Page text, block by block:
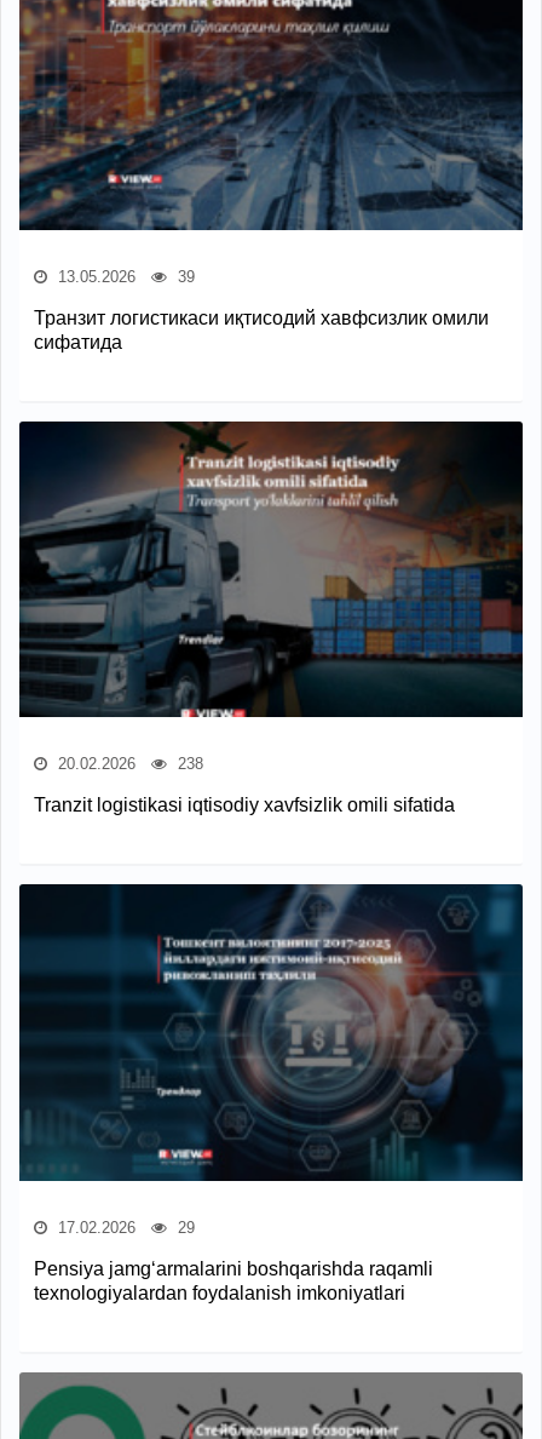
13.05.2026 39
Транзит логистикаси иқтисодий хавфсизлик омили
сифатида
20.02.2026 238
Tranzit logistikasi iqtisodiy xavfsizlik omili sifatida
17.02.2026 29
Pensiya jamg‘armalarini boshqarishda raqamli
texnologiyalardan foydalanish imkoniyatlari